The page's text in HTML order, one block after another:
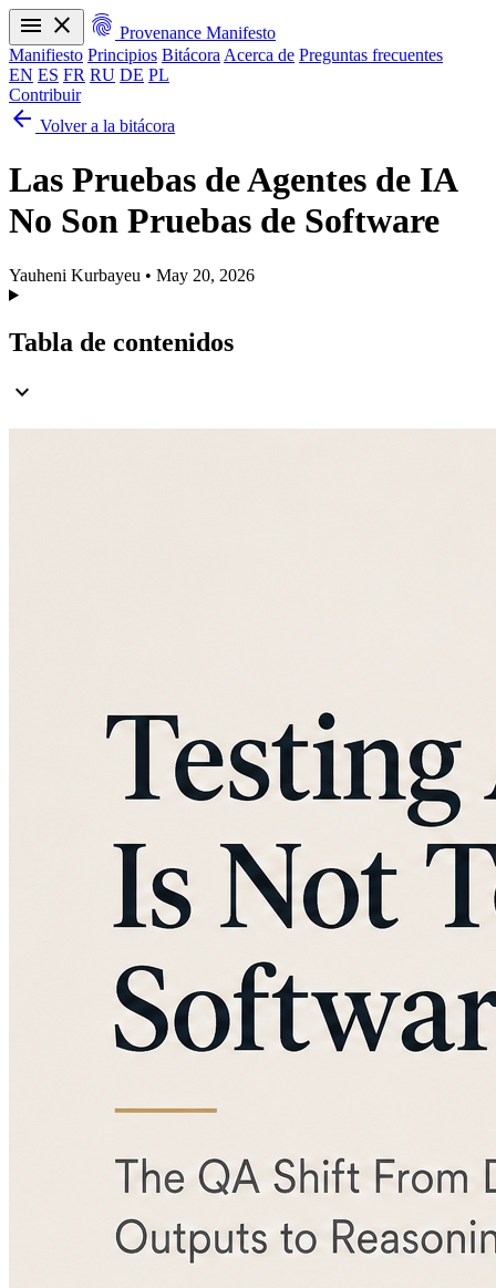
menu close fingerprint Provenance Manifesto
Manifiesto Principios Bitácora Acerca de Preguntas frecuentes
EN ES FR RU DE PL
Contribuir
Manifiesto
Principios
ES FR RU DE PL
arrow_back Volver a la bitácora
Las Pruebas de Agentes de IA
No Son Pruebas de Software
Yauheni Kurbayeu • May 20, 2026
Tabla de contenidos
expand_more